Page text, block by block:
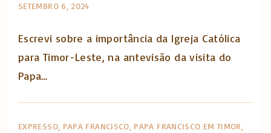
SETEMBRO 6, 2024
Escrevi sobre a importância da Igreja Católica
para Timor-Leste, na antevisão da visita do
Papa…
EXPRESSO PAPA FRANCISCO PAPA FRANCISCO EM TIMOR